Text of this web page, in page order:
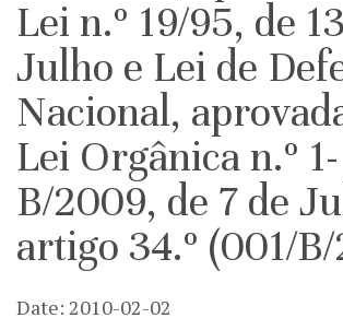
Lei n.º 19/95, de
Julho e Lei de
Nacional,
Lei Orgânica n.º 1-
B/2009, de 7 de
artigo 34.º (001/
Date: 2010-02-02